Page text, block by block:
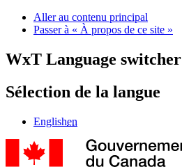
Aller au contenu principal
Passer à « À propos de ce site »
WxT Language switcher
Sélection de la langue
Englishen